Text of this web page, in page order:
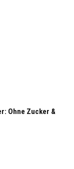
Ohne Zucker &